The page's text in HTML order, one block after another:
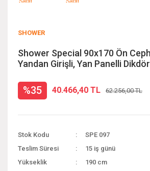
SHOWER
Shower Special 90x170 Ön
Yandan Girişli, Yan Panelli
%35 40.466,40 TL 62.256,00 TL
Stok Kodu
SPE 097
Teslim Süresi
15 iş günü
Yükseklik
190 cm